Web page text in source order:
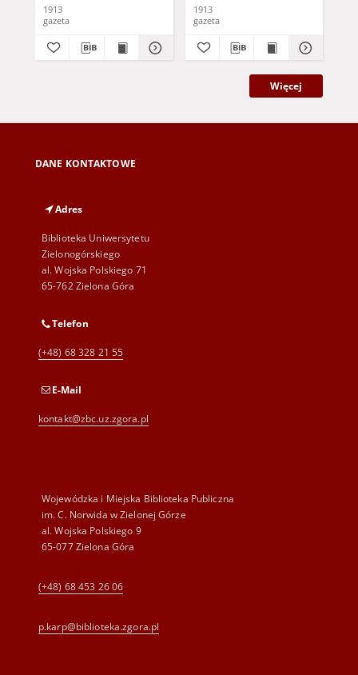
1913
gazeta
1913
gazeta
Więcej
DANE KONTAKTOWE
Adres
Biblioteka Uniwersytetu
Zielonogórskiego
al. Wojska Polskiego 71
65-762 Zielona Góra
Telefon
(+48) 68 328 21 55
E-Mail
kontakt@zbc.uz.zgora.pl
Wojewódzka i Miejska Biblioteka Publiczna
im. C. Norwida w Zielonej Górze
al. Wojska Polskiego 9
65-077 Zielona Góra
(+48) 68 453 26 06
p.karp@biblioteka.zgora.pl